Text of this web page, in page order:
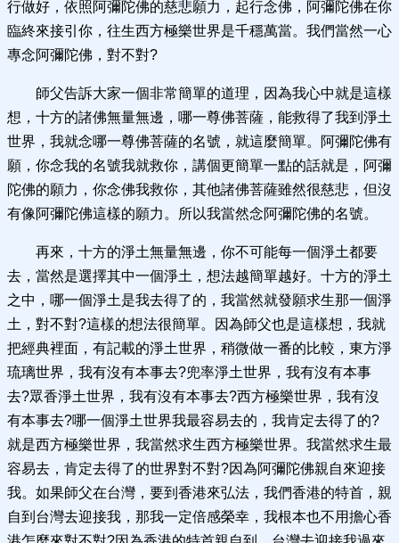
行做好，依照阿彌陀佛的慈悲願力，起行念佛，阿彌陀佛在你
臨終來接引你，往生西方極樂世界是千穩萬當。我們當然一心
專念阿彌陀佛，對不對?
師父告訴大家一個非常簡單的道理，因為我心中就是這樣
想，十方的諸佛無量無邊，哪一尊佛菩薩，能救得了我到淨土
世界，我就念哪一尊佛菩薩的名號，就這麼簡單。阿彌陀佛有
願，你念我的名號我就救你，講個更簡單一點的話就是，阿彌
陀佛的願力，你念佛我救你，其他諸佛菩薩雖然很慈悲，但沒
有像阿彌陀佛這樣的願力。所以我當然念阿彌陀佛的名號。
再來，十方的淨土無量無邊，你不可能每一個淨土都要
去，當然是選擇其中一個淨土，想法越簡單越好。十方的淨土
之中，哪一個淨土是我去得了的，我當然就發願求生那一個淨
土，對不對?這樣的想法很簡單。因為師父也是這樣想，我就
把經典裡面，有記載的淨土世界，稍微做一番的比較，東方淨
琉璃世界，我有沒有本事去?兜率淨土世界，我有沒有本事
去?眾香淨土世界，我有沒有本事去?西方極樂世界，我有沒
有本事去?哪一個淨土世界我最容易去的，我肯定去得了的?
就是西方極樂世界，我當然求生西方極樂世界。我當然求生最
容易去，肯定去得了的世界對不對?因為阿彌陀佛親自來迎接
我。如果師父在台灣，要到香港來弘法，我們香港的特首，親
自到台灣去迎接我，那我一定倍感榮幸，我根本也不用擔心香